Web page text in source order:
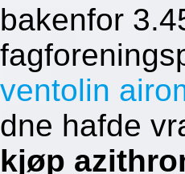
bakenfor
ventolin
dne hafde
kjøp